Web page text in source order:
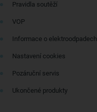
Pravidla soutěží
VOP
Informace o elektroodpadech
Nastavení cookies
Pozáruční servis
Ukončené produkty